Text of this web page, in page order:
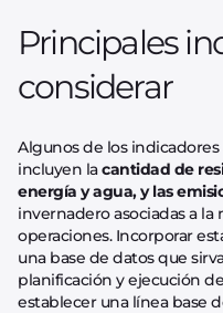
Principales
considerar
Algunos de los
incluyen lacantidad de
energía y agua, y las
invernadero asociadas a
operaciones. Incorporar
una base de datos que
planificación y ejecución
establecer una línea base